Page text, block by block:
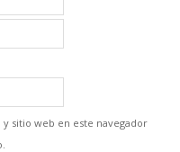
sitio web en este navegador